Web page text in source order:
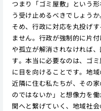
つまり「ゴミ屋敷」という
う受け止めるべきでしょう
そめ、行政に対応を丸投げ
ません。行政が強制的に片
や孤立が解消されなければ
す。本当に必要なのは、ゴ
に目を向けることです。地
近隣に住む私たちが、その
のではないか」と想像力を
関へと繋げていく、地域社